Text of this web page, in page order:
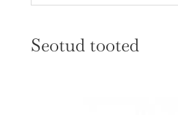
Seotud tooted